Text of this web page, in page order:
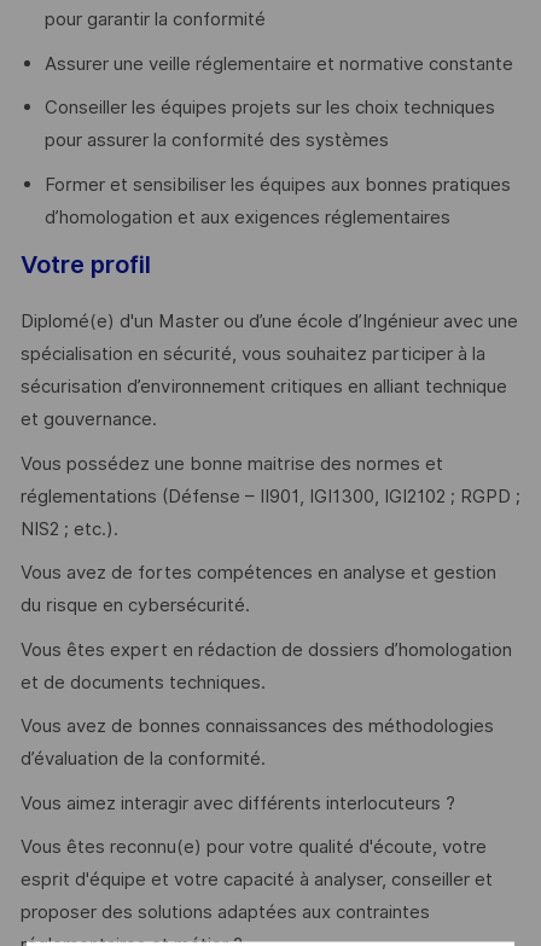
pour garantir la conformité
Assurer une veille réglementaire et normative constante
Conseiller les équipes projets sur les choix techniques
pour assurer la conformité des systèmes
Former et sensibiliser les équipes aux bonnes pratiques
d’homologation et aux exigences réglementaires
Votre profil
Diplomé(e) d'un Master ou d’une école d’Ingénieur avec une
spécialisation en sécurité, vous souhaitez participer à la
sécurisation d’environnement critiques en alliant technique
et gouvernance.
Vous possédez une bonne maitrise des normes et
réglementations (Défense – II901, IGI1300, IGI2102 ; RGPD ;
NIS2 ; etc.).
Vous avez de fortes compétences en analyse et gestion
du risque en cybersécurité.
Vous êtes expert en rédaction de dossiers d’homologation
et de documents techniques.
Vous avez de bonnes connaissances des méthodologies
d’évaluation de la conformité.
Vous aimez interagir avec différents interlocuteurs ?
Vous êtes reconnu(e) pour votre qualité d'écoute, votre
esprit d'équipe et votre capacité à analyser, conseiller et
proposer des solutions adaptées aux contraintes